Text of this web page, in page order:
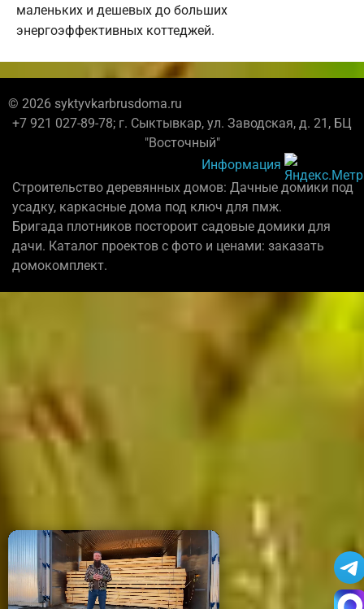
маленьких и дешевых до больших
энергоэффективных коттеджей.
© 2026 syktyvkarbrusdoma.ru
+7 921 027-89-78; г. Сыктывкар, ул. Заводская, д. 21, БЦ
"Восточный"
Информация
Строительство деревянных домов: Дачные домики под
усадку, каркасные дома под ключ для пмж.
Бригада плотников постороит садовые домики для
дачи. Каталог проектов с фото и ценами: заказать
домокомплект.